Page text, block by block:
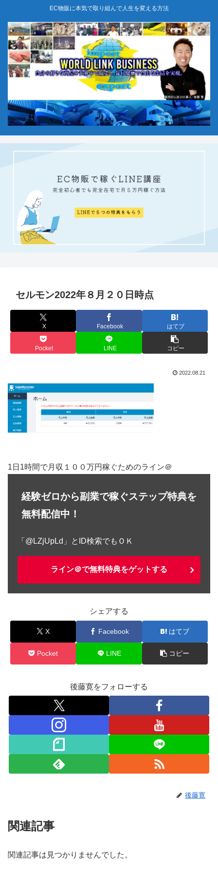
EC物販に本気で取り組んで人生を変える方法
セルモン2022年８月２０日時点
X Facebook はてブ
Pocket LINE コピー
2022.08.21
1日1時間で月収１００万円稼ぐためのライン＠
経験ゼロから副業で稼ぐステップ特典を
無料配信中！
「@LZjUpLd」とID検索でもＯＫ
ライン＠で無料特典をゲットする
シェアする
X Facebook はてブ
Pocket LINE コピー
後藤寛をフォローする
後藤寛
関連記事
関連記事は見つかりませんでした。